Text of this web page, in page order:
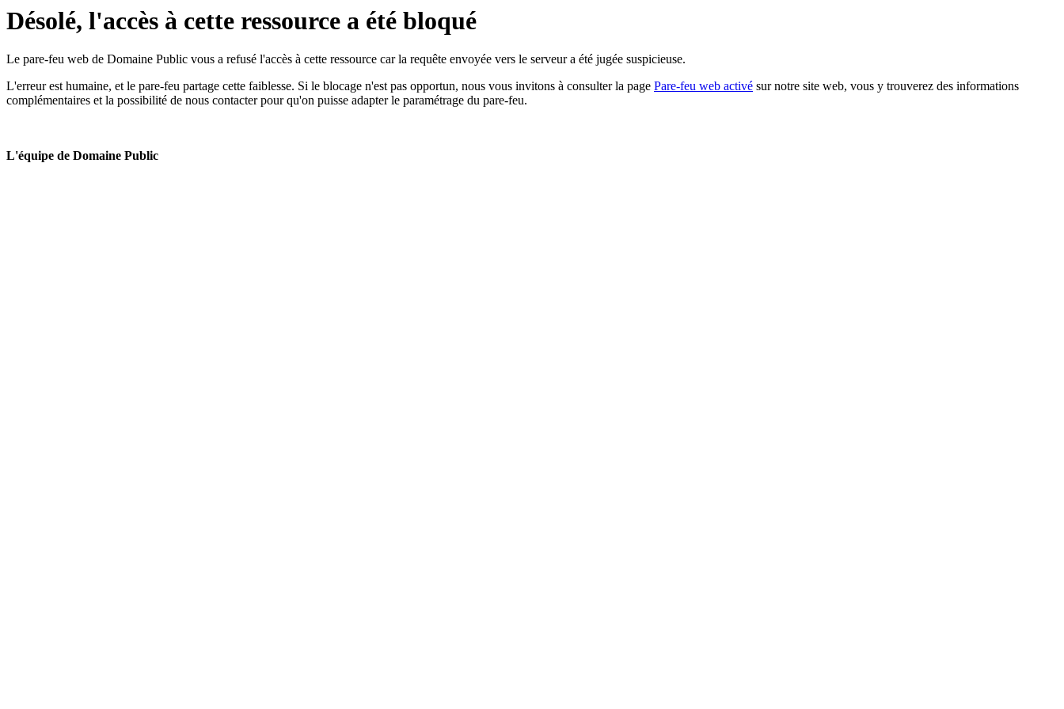
Désolé, l'accès à cette ressource a été bloqué
Le pare-feu web de Domaine Public vous a refusé l'accès à cette ressource car la requête envoyée vers le serveur a été jugée suspicieuse.
L'erreur est humaine, et le pare-feu partage cette faiblesse. Si le blocage n'est pas opportun, nous vous invitons à consulter la page Pare-feu web activé sur notre site web, vous y trouverez des informations
complémentaires et la possibilité de nous contacter pour qu'on puisse adapter le paramétrage du pare-feu.
L'équipe de Domaine Public